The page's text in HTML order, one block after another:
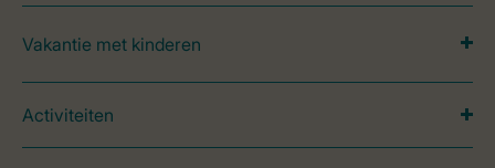
Vakantie met kinderen
Activiteiten